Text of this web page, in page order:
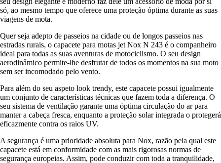
só, ao mesmo tempo que oferece uma proteção óptima durante as suas
viagens de mota.
Quer seja adepto de passeios na cidade ou de longos passeios nas
estradas rurais, o capacete para motas jet Nox N 243 é o companheiro
ideal para todas as suas aventuras de motociclismo. O seu design
aerodinâmico permite-lhe desfrutar de todos os momentos na sua moto
sem ser incomodado pelo vento.
Para além do seu aspeto look trendy, este capacete possui igualmente
um conjunto de características técnicas que fazem toda a diferença. O
seu sistema de ventilação garante uma óptima circulação do ar para
manter a cabeça fresca, enquanto a proteção solar integrada o protegerá
eficazmente contra os raios UV.
A segurança é uma prioridade absoluta para Nox, razão pela qual este
capacete está em conformidade com as mais rigorosas normas de
segurança europeias. Assim, pode conduzir com toda a tranquilidade,